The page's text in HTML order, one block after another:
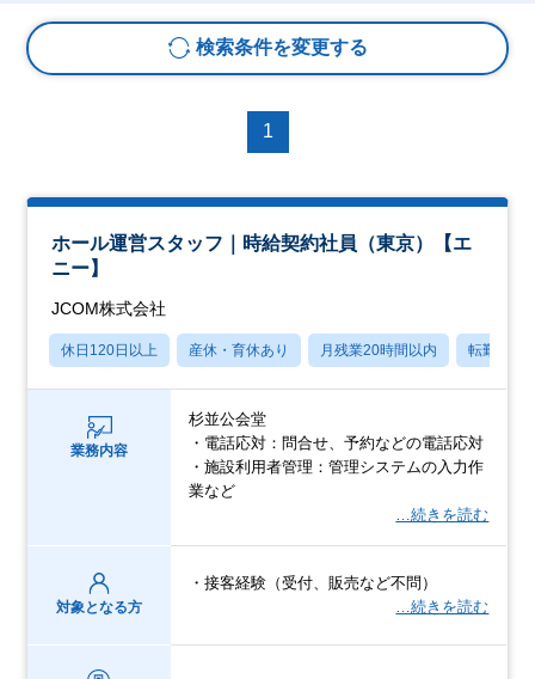
検索条件を変更する
1
ホール運営スタッフ｜時給契約社員（東京）【エ
ニー】
JCOM株式会社
休日120日以上 産休・育休あり 月残業20時間以内 転勤なし
業務内容
杉並公会堂
・電話応対：問合せ、予約などの電話応対
・施設利用者管理：管理システムの入力作
業など
…続きを読む
対象となる方
・接客経験（受付、販売など不問）
…続きを読む